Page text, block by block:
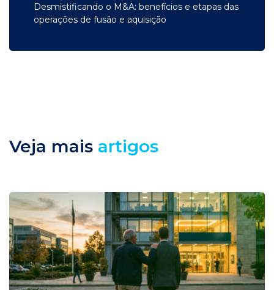
Desmistificando o M&A: benefícios e etapas das
operações de fusão e aquisição
Veja mais artigos